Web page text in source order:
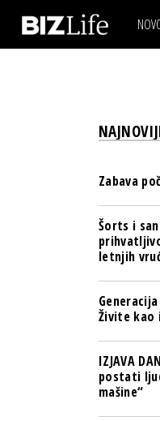
Zabava
Šorts i
letnjih
Živite kao
IZJAVA
postati
mašine“